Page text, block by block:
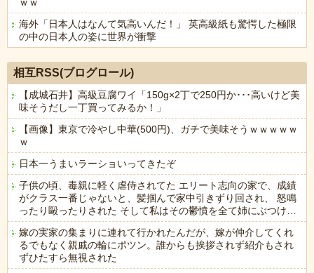
ｗｗ
海外「日本人はなんて気高いんだ！」 英高級紙も驚愕した極限
の中の日本人の姿に世界が衝撃
相互RSS(ブログロール)
【成城石井】高級豆腐ワイ「150g×2丁で250円か･･･高いけど美
味そうだし一丁買ってみるか！」
【画像】東京で冷やし中華(500円)、ガチで美味そうｗｗｗｗｗ
ｗ
日本一うまいラーショいってきたぞ
子供の頃、毒親に軽く虐侍されてた エリート志向の家で、成績
がクラス一番じゃないと、髪掴んで家中引きずり回され、 怒鳴
ったり毆ったりされた そして私はその鬱憤を全て姉にぶつけ…
嫁の実家の集まりに連れて行かれたんだが、嫁が仲介してくれ
るでもなく親戚の輪にポツン。誰からも挨拶されず紹介もされ
ずひたすら無視された